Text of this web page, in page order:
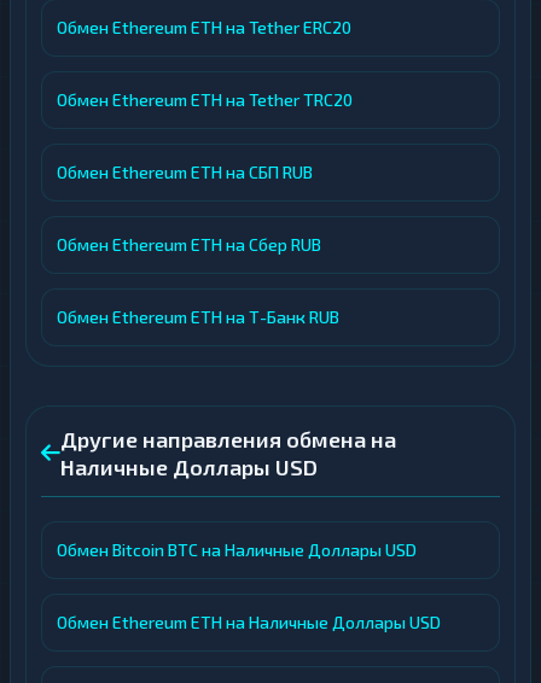
Обмен Ethereum ETH на Tether ERC20
Обмен Ethereum ETH на Tether TRC20
Обмен Ethereum ETH на СБП RUB
Обмен Ethereum ETH на Сбер RUB
Обмен Ethereum ETH на Т-Банк RUB
Другие направления обмена на
Наличные Доллары USD
Обмен Bitcoin BTC на Наличные Доллары USD
Обмен Ethereum ETH на Наличные Доллары USD